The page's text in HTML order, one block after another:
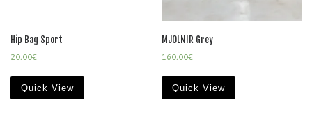
Hip Bag Sport
20,00€
Quick View
MJOLNIR Grey
160,00€
Quick View